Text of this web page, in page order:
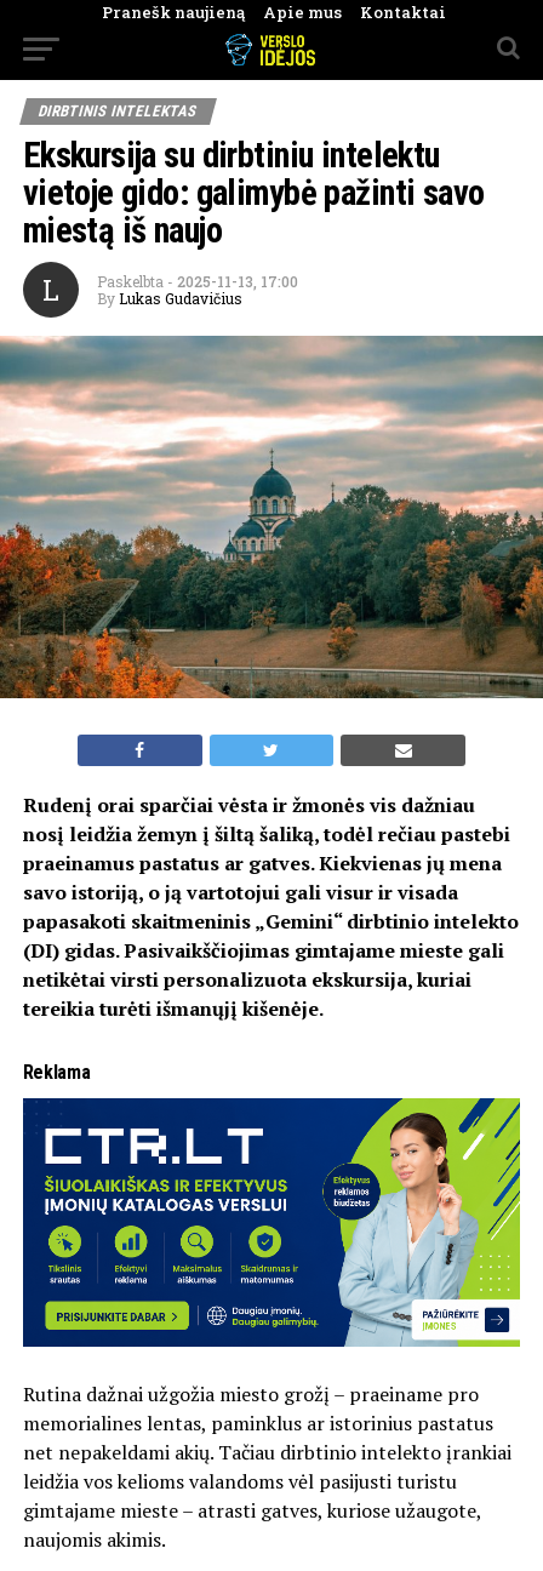
Pranešk naujieną Apie mus Kontaktai
DIRBTINIS INTELEKTAS
Ekskursija su dirbtiniu intelektu
vietoje gido: galimybė pažinti savo
miestą iš naujo
L Paskelbta - 2025-11-13, 17:00
By Lukas Gudavičius
Rudenį orai sparčiai vėsta ir žmonės vis dažniau
nosį leidžia žemyn į šiltą šaliką, todėl rečiau pastebi
praeinamus pastatus ar gatves. Kiekvienas jų mena
savo istoriją, o ją vartotojui gali visur ir visada
papasakoti skaitmeninis „Gemini“ dirbtinio intelekto
(DI) gidas. Pasivaikščiojimas gimtajame mieste gali
netikėtai virsti personalizuota ekskursija, kuriai
tereikia turėti išmanųjį kišenėje.
Reklama
Rutina dažnai užgožia miesto grožį – praeiname pro
memorialines lentas, paminklus ar istorinius pastatus
net nepakeldami akių. Tačiau dirbtinio intelekto įrankiai
leidžia vos kelioms valandoms vėl pasijusti turistu
gimtajame mieste – atrasti gatves, kuriose užaugote,
naujomis akimis.